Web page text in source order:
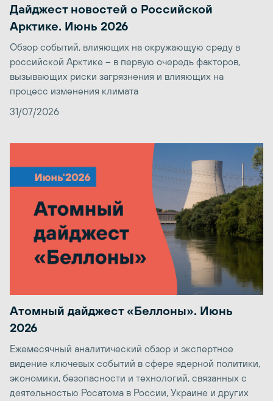
Дайджест новостей о Российской
Арктике. Июнь 2026
Обзор событий, влияющих на окружающую среду в
российской Арктике – в первую очередь факторов,
вызывающих риски загрязнения и влияющих на
процесс изменения климата
31/07/2026
Атомный дайджест «Беллоны». Июнь
2026
Ежемесячный аналитический обзор и экспертное
видение ключевых событий в сфере ядерной политики,
экономики, безопасности и технологий, связанных с
деятельностью Росатома в России, Украине и других